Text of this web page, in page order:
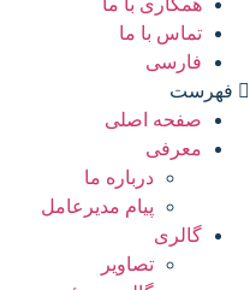
همکاری با ما
تماس با ما
فارسی
فهرست
صفحه اصلی
معرفی
درباره ما
پیام مدیرعامل
گالری
تصاویر